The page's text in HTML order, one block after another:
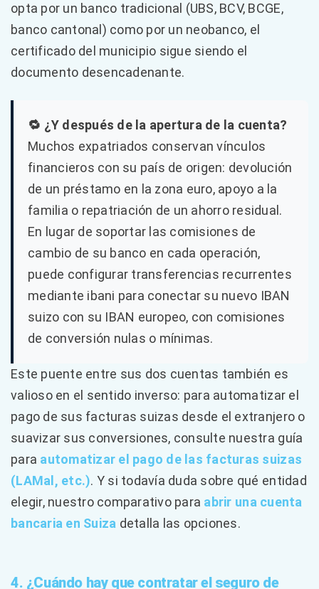
opta por un banco tradicional (UBS, BCV, BCGE,
banco cantonal) como por un neobanco, el
certificado del municipio sigue siendo el
documento desencadenante.
🔁 ¿Y después de la apertura de la cuenta?
Muchos expatriados conservan vínculos
financieros con su país de origen: devolución
de un préstamo en la zona euro, apoyo a la
familia o repatriación de un ahorro residual.
En lugar de soportar las comisiones de
cambio de su banco en cada operación,
puede configurar transferencias recurrentes
mediante ibani para conectar su nuevo IBAN
suizo con su IBAN europeo, con comisiones
de conversión nulas o mínimas.
Este puente entre sus dos cuentas también es
valioso en el sentido inverso: para automatizar el
pago de sus facturas suizas desde el extranjero o
suavizar sus conversiones, consulte nuestra guía
para automatizar el pago de las facturas suizas
(LAMal, etc.). Y si todavía duda sobre qué entidad
elegir, nuestro comparativo para abrir una cuenta
bancaria en Suiza detalla las opciones.
4. ¿Cuándo hay que contratar el seguro de